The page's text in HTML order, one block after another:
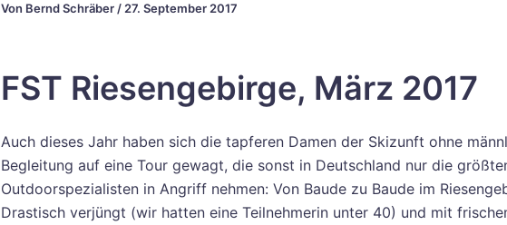
Von Bernd Schräber/27. September 2017
FST Riesengebirge, März 2017
Auch dieses Jahr haben sich die tapferen Damen der Skizunft ohne
Begleitung auf eine Tour gewagt, die sonst in Deutschland nur die
Outdoorspezialisten in Angriff nehmen: Von Baude zu Baude im
Drastisch verjüngt (wir hatten eine Teilnehmerin unter 40) und mit